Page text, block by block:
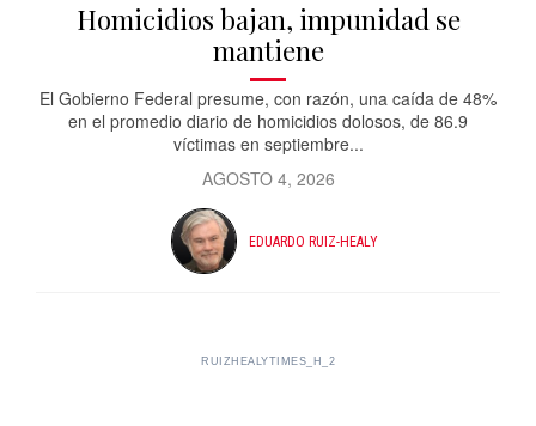
Homicidios bajan, impunidad se
mantiene
El Gobierno Federal presume, con razón, una caída de 48%
en el promedio diario de homicidios dolosos, de 86.9
víctimas en septiembre...
AGOSTO 4, 2026
EDUARDO RUIZ-HEALY
RUIZHEALYTIMES_H_2